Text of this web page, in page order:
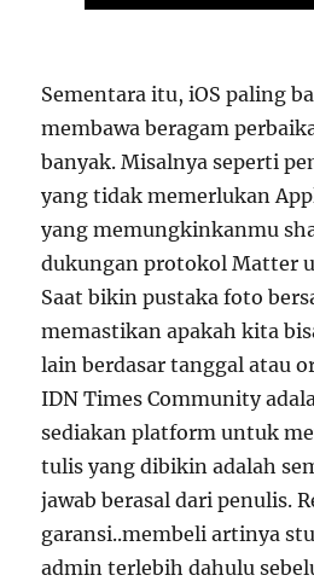
Sementara itu, iOS paling
membawa beragam
banyak. Misalnya seperti
yang tidak memerlukan
yang memungkinkanmu
dukungan protokol Matter
Saat bikin pustaka foto
memastikan apakah kita
lain berdasar tanggal atau
IDN Times Community
sediakan platform untuk
tulis yang dibikin adalah
jawab berasal dari penulis.
garansi..membeli artinya
admin terlebih dahulu